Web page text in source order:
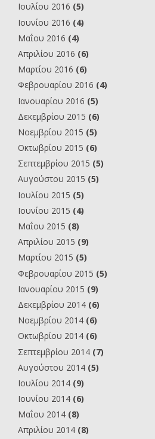
Ιουλίου 2016 (5)
Ιουνίου 2016 (4)
Μαΐου 2016 (4)
Απριλίου 2016 (6)
Μαρτίου 2016 (6)
Φεβρουαρίου 2016 (4)
Ιανουαρίου 2016 (5)
Δεκεμβρίου 2015 (6)
Νοεμβρίου 2015 (5)
Οκτωβρίου 2015 (6)
Σεπτεμβρίου 2015 (5)
Αυγούστου 2015 (5)
Ιουλίου 2015 (5)
Ιουνίου 2015 (4)
Μαΐου 2015 (8)
Απριλίου 2015 (9)
Μαρτίου 2015 (5)
Φεβρουαρίου 2015 (5)
Ιανουαρίου 2015 (9)
Δεκεμβρίου 2014 (6)
Νοεμβρίου 2014 (6)
Οκτωβρίου 2014 (6)
Σεπτεμβρίου 2014 (7)
Αυγούστου 2014 (5)
Ιουλίου 2014 (9)
Ιουνίου 2014 (6)
Μαΐου 2014 (8)
Απριλίου 2014 (8)